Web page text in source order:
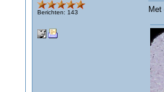
Berichten: 143 Met